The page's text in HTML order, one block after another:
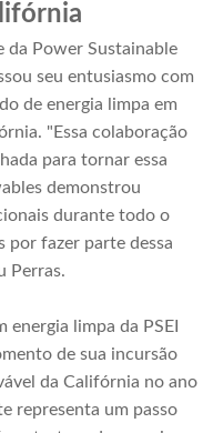
da Power Sustainable
seu entusiasmo com
de energia limpa em
"Essa colaboração
para tornar essa
demonstrou
durante todo o
por fazer parte dessa
Perras.
energia limpa da PSEI
de sua incursão
da Califórnia no ano
representa um passo